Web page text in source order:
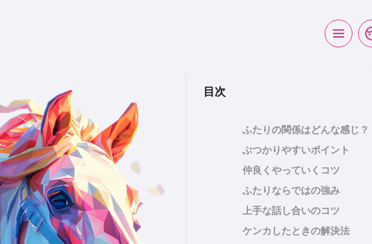
目次
ふたりの関係はどんな感じ？
ぶつかりやすいポイント
仲良くやっていくコツ
ふたりならではの強み
上手な話し合いのコツ
ケンカしたときの解決法